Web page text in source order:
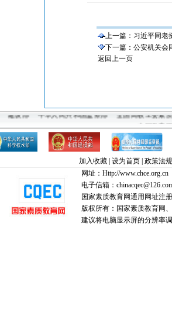
上一篇： 习近平同老
下一篇： 公安机关会
返回上一页
建设部 中华人民共和国监察部
全国高教工委素
中国教育
加入收藏| 设为首页| 政策法规
网址：Http://www.chce.org.cn
电子信箱：
国家素质教育网通用网址注
版权所有：国家素质教育网
建议将电脑显示屏的分辨率